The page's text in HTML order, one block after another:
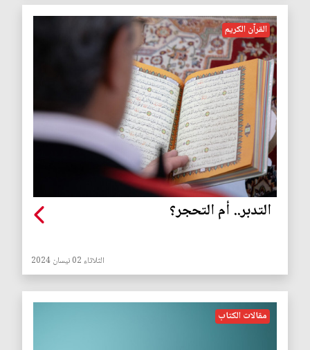
القرآن الكريم
التدبر.. أم التحجر؟
الثلاثاء 02 نيسان 2024
مقالات الكتاب